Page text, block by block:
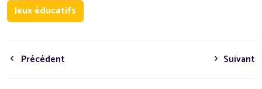
Jeux éducatifs
Précédent Suivant